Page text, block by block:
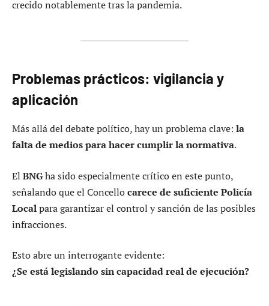
crecido notablemente tras la pandemia.
Problemas prácticos: vigilancia y
aplicación
Más allá del debate político, hay un problema clave: la
falta de medios para hacer cumplir la normativa.
El BNGha sido especialmente crítico en este punto,
señalando que el Concellocarece de suficiente Policía
Localpara garantizar el control y sanción de las posibles
infracciones.
Esto abre un interrogante evidente:
¿Se está legislando sin capacidad real de ejecución?